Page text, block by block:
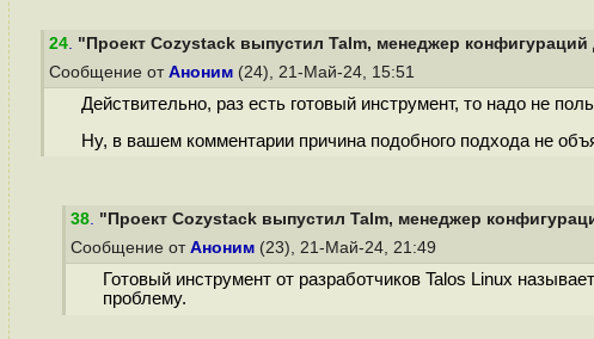
24. "Проект Cozystack выпустил Talm, менеджер конфигураций
Сообщение от Аноним (24), 21-Май-24, 15:51
Действительно, раз есть готовый инструмент, то надо не
Ну, в вашем комментарии причина подобного подхода не
38. "Проект Cozystack выпустил Talm, менеджер
Сообщение от Аноним (23), 21-Май-24, 21:49
Готовый инструмент от разработчиков Talos Linux
проблему.